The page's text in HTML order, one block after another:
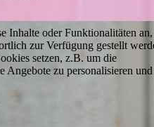
Inhalte oder Funktionalitäten an,
zur Verfügung gestellt
setzen, z.B. um die
zu personalisieren